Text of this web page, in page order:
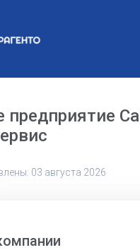
предприятие
03 августа 2026